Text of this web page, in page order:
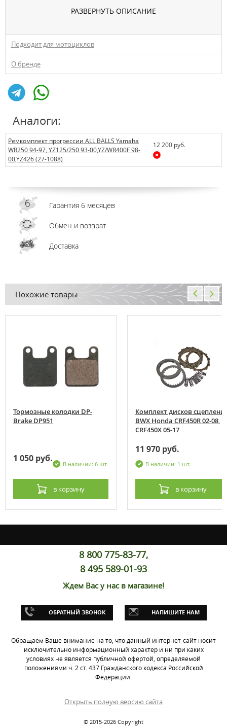
РАЗВЕРНУТЬ ОПИСАНИЕ
Подходит для мотоциклов
О бренде
Аналоги:
Ремкомплект прогрессии ALL BALLS Yamaha
WR250 94-97, YZ125/250 93-00,YZ/WR400F 98-
00,YZ426 (27-1088)
12 200 руб.
Гарантия 6 месяцев
Обмен и возврат
Доставка
Похожие товары
Тормозные колодки DP-
Brake DP951
1 050 руб.
В наличии: 6 шт.
в корзину
Комплект дисков
BWX Honda CRF450R 02-08,
CRF450X 05-17
11 970 руб.
В наличии: 1 шт.
в корзину
8 800 775-83-77,
8 495 589-01-93
Ждем Вас у нас в магазине!
ОБРАТНЫЙ ЗВОНОК НАПИШИТЕ НАМ
Обращаем Ваше внимание на то, что данный интернет-сайт носит
исключительно информационный характер и ни при каких
условиях не является публичной офертой, определяемой
положениями ч. 2 ст. 437 Гражданского кодекса Российской
Федерации.
Открыть полную версию сайта
© 2015-2026 Copyright